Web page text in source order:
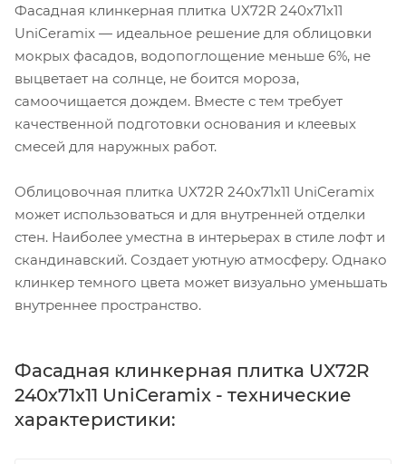
Фасадная клинкерная плитка UX72R 240х71х11
UniCeramix — идеальное решение для облицовки
мокрых фасадов, водопоглощение меньше 6%, не
выцветает на солнце, не боится мороза,
самоочищается дождем. Вместе с тем требует
качественной подготовки основания и клеевых
смесей для наружных работ.
Облицовочная плитка UX72R 240х71х11 UniCeramix
может использоваться и для внутренней отделки
стен. Наиболее уместна в интерьерах в стиле лофт и
скандинавский. Создает уютную атмосферу. Однако
клинкер темного цвета может визуально уменьшать
внутреннее пространство.
Фасадная клинкерная плитка UX72R
240х71х11 UniCeramix - технические
характеристики: